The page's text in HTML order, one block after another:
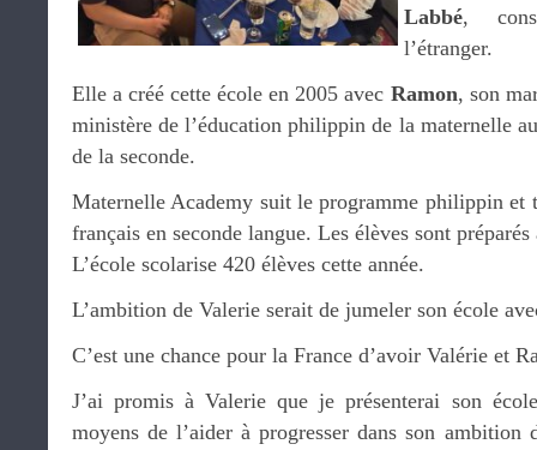
Labbé,
l’étranger.
Elle a créé cette école en 2005 avec Ramon, son
ministère de l’éducation philippin de la maternelle
de la seconde.
Maternelle Academy suit le programme philippin et
français en seconde langue. Les élèves sont
L’école scolarise 420 élèves cette année.
L’ambition de Valerie serait de jumeler son école
C’est une chance pour la France d’avoir Valérie et
J’ai promis à Valerie que je présenterai son
moyens de l’aider à progresser dans son